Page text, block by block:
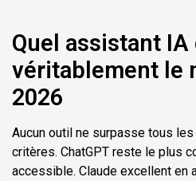
Quel assistant IA
véritablement le
2026
Aucun outil ne surpasse tous
critères. ChatGPT reste le plus
accessible. Claude excellent en